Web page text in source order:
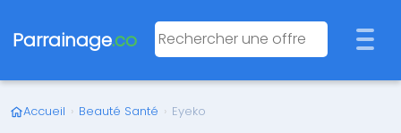
Parrainage.co
Accueil › Beauté Santé › Eyeko